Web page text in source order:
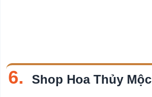
6. Shop Hoa Thủy Mộc